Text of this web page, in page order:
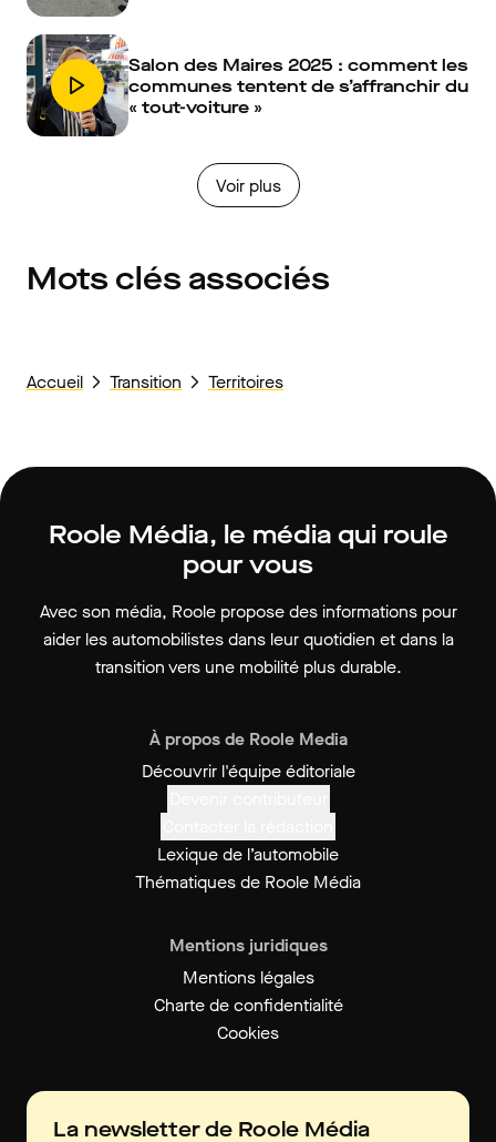
Salon des Maires 2025 : comment les
communes tentent de s’affranchir du
« tout-voiture »
Voir plus
Mots clés associés
Accueil Transition Territoires
Roole Média, le média qui roule
pour vous
Avec son média, Roole propose des informations pour
aider les automobilistes dans leur quotidien et dans la
transition vers une mobilité plus durable.
À propos de Roole Media
Découvrir l'équipe éditoriale
Lexique de l’automobile
Thématiques de Roole Média
Mentions juridiques
Mentions légales
Charte de confidentialité
Cookies
La newsletter de Roole Média